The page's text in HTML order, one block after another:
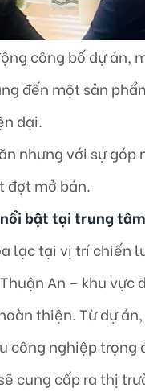
công bố dự án,
đến một sản
đại.
nhưng với sự
đợt mở bán.
bật tại trung
lạc tại vị trí chiến
An – khu
thiện. Từ dự
công nghiệp
cung cấp ra thị